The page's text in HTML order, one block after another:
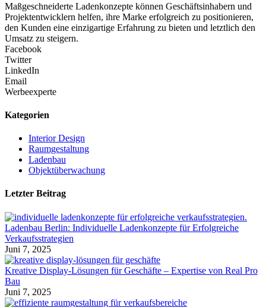
Maßgeschneiderte Ladenkonzepte können Geschäftsinhabern und
Projektentwicklern helfen, ihre Marke erfolgreich zu positionieren,
den Kunden eine einzigartige Erfahrung zu bieten und letztlich den
Umsatz zu steigern.
Facebook
Twitter
LinkedIn
Email
Werbeexperte
Kategorien
Interior Design
Raumgestaltung
Ladenbau
Objektüberwachung
Letzter Beitrag
Ladenbau Berlin: Individuelle Ladenkonzepte für Erfolgreiche
Verkaufsstrategien
Juni 7, 2025
Kreative Display-Lösungen für Geschäfte – Expertise von Real Pro
Bau
Juni 7, 2025